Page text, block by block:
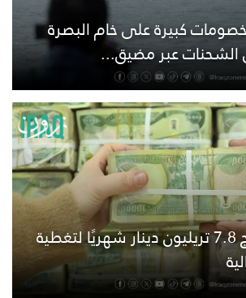
كبيرة على خام البصرة
الشحنات عبر مضيق...
الحكومة تحتاج 7.8 تريليون دينار شهريًا لتغطية